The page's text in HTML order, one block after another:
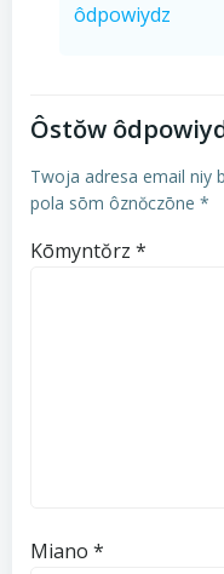
ôdpowiydz
Ôstŏw
Twoja adresa email niy
pola sōm ôznŏczōne *
Kōmyntŏrz *
Miano *